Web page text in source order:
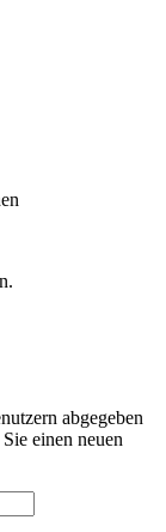
abgegeben
einen neuen